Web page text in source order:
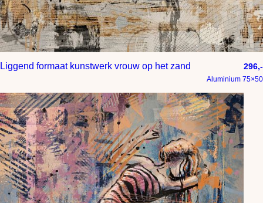
Liggend formaat kunstwerk vrouw op het zand 296,-
Aluminium 75×50